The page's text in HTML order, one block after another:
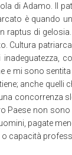
di Adamo. Il
è quando
raptus di
Cultura
e mi sono
anche quelli
concorrenza
Paese non
pagate
capacità